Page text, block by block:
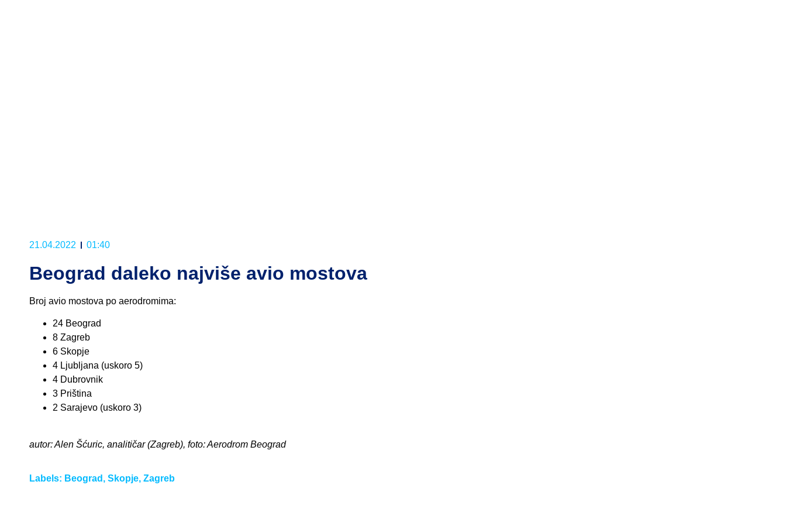
21.04.2022 01:40
Beograd daleko najviše avio mostova
Broj avio mostova po aerodromima:
24 Beograd
8 Zagreb
6 Skopje
4 Ljubljana (uskoro 5)
4 Dubrovnik
3 Priština
2 Sarajevo (uskoro 3)
autor: Alen Šćuric, analitičar (Zagreb), foto: Aerodrom Beograd
Labels: Beograd , Skopje, Zagreb